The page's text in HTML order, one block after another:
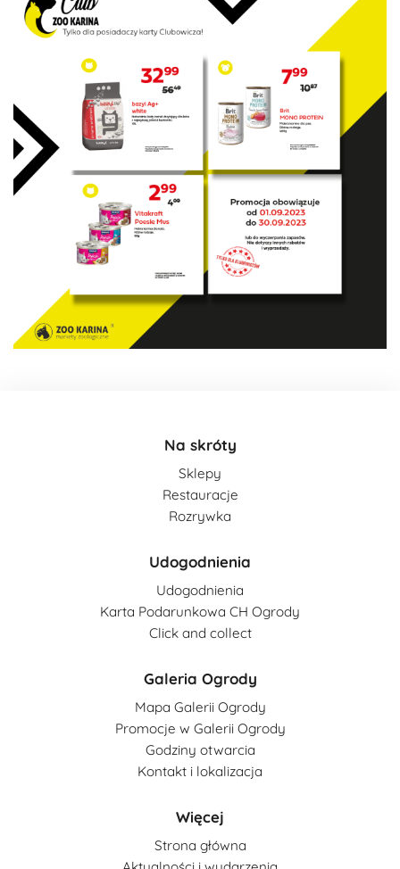
Na skróty
Sklepy
Restauracje
Rozrywka
Udogodnienia
Udogodnienia
Karta Podarunkowa CH Ogrody
Click and collect
Galeria Ogrody
Mapa Galerii Ogrody
Promocje w Galerii Ogrody
Godziny otwarcia
Kontakt i lokalizacja
Więcej
Strona główna